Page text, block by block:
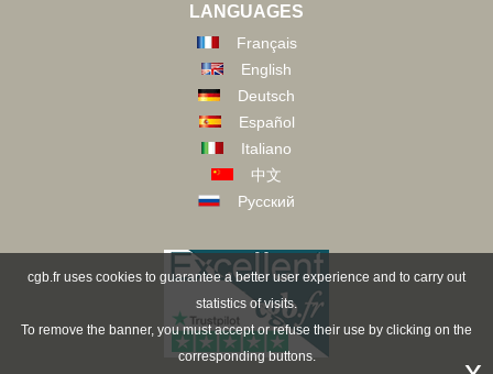
LANGUAGES
Français
English
Deutsch
Español
Italiano
中文
Русский
cgb.fr uses cookies to guarantee a better user experience and to carry out
statistics of visits.
To remove the banner, you must accept or refuse their use by clicking on the
corresponding buttons.